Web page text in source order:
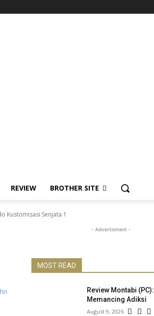
REVIEW BROTHER SITE
Kustomisasi Senjata 1
- Advertisment -
MOST READ
Review Montabi (PC):
Memancing Adiksi
August 9, 2026